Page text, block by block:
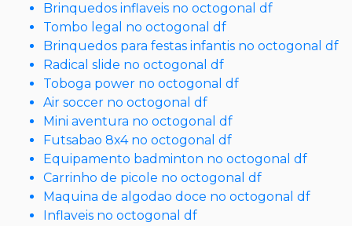
Brinquedos inflaveis no octogonal df
Tombo legal no octogonal df
Brinquedos para festas infantis no octogonal df
Radical slide no octogonal df
Toboga power no octogonal df
Air soccer no octogonal df
Mini aventura no octogonal df
Futsabao 8x4 no octogonal df
Equipamento badminton no octogonal df
Carrinho de picole no octogonal df
Maquina de algodao doce no octogonal df
Inflaveis no octogonal df